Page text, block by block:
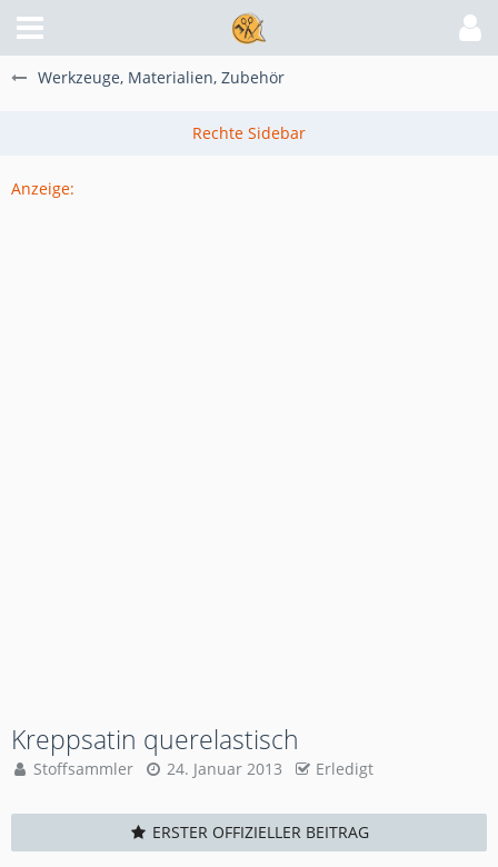
Werkzeuge, Materialien, Zubehör
Anzeige:
Kreppsatin querelastisch
Stoffsammler 24. Januar 2013 Erledigt
ERSTER OFFIZIELLER BEITRAG